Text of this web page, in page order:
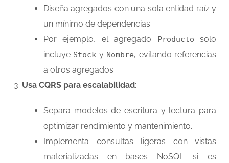
Diseña agregados con una sola entidad raíz y
un mínimo de dependencias.
Por ejemplo, el agregado
Producto solo
incluye Stock y Nombre, evitando referencias
a otros agregados.
Usa CQRS para escalabilidad:
Separa modelos de escritura y lectura para
optimizar rendimiento y mantenimiento.
Implementa consultas ligeras con vistas
materializadas en bases NoSQL si es